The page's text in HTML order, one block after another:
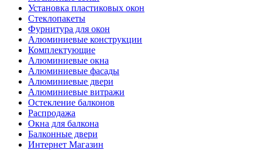
Установка пластиковых окон
Стеклопакеты
Фурнитура для окон
Алюминиевые конструкции
Комплектующие
Алюминиевые окна
Алюминиевые фасады
Алюминиевые двери
Алюминиевые витражи
Остекление балконов
Распродажа
Окна для балкона
Балконные двери
Интернет Магазин